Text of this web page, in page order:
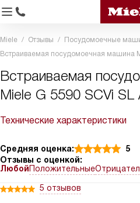
Miele Отзывы
Посудомоечные
Встраиваемая посудомоечная машина
Встраиваемая
Miele G 5590 SCVi
Технические характеристики
Средняя оценка:
5
Отзывы с оценкой:
ЛюбойПоложительные
5 отзывов